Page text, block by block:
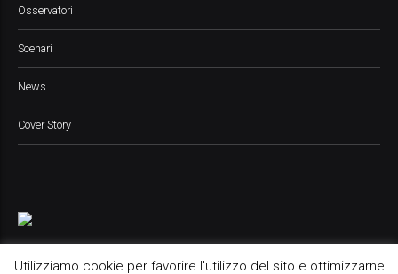
Osservatori
Scenari
News
Cover Story
Utilizziamo cookie per favorire l'utilizzo del sito e ottimizzarne